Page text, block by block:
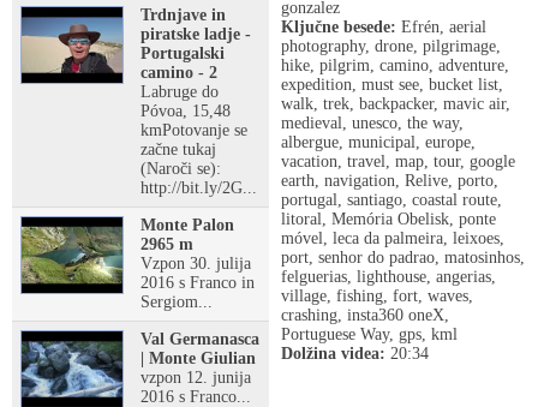
Trdnjave in
piratske ladje -
Portugalski
camino - 2
Labruge do
Póvoa, 15,48
kmPotovanje se
začne tukaj
(Naroči se):
http://bit.ly/2G...
Monte Palon
2965 m
Vzpon 30. julija
2016 s Franco in
Sergiom...
Val Germanasca
| Monte Giulian
vzpon 12. junija
2016 s Franco...
gonzalez
Ključne besede: Efrén, aerial
photography, drone, pilgrimage,
hike, pilgrim, camino, adventure,
expedition, must see, bucket list,
walk, trek, backpacker, mavic air,
medieval, unesco, the way,
albergue, municipal, europe,
vacation, travel, map, tour, google
earth, navigation, Relive, porto,
portugal, santiago, coastal route,
litoral, Memória Obelisk, ponte
móvel, leca da palmeira, leixoes,
port, senhor do padrao, matosinhos,
felguerias, lighthouse, angerias,
village, fishing, fort, waves,
crashing, insta360 oneX,
Portuguese Way, gps, kml
Dolžina videa: 20:34